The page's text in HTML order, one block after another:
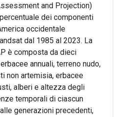
and Projection)
dei componenti
occidentale
dal 1985 al 2023. La
è composta da dieci
annuali, terreno nudo,
non artemisia, erbacee
alberi e altezza degli
temporali di ciascun
generazioni precedenti,